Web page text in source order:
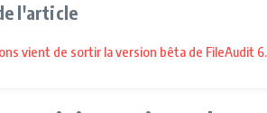
l'article
vient de sortir la version bêta de